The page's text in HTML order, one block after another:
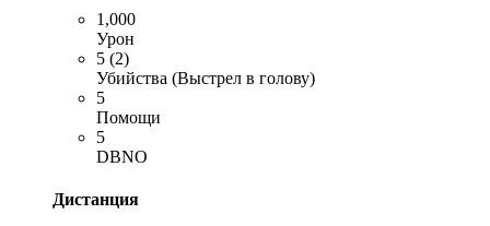
1,000
Урон
5 (2)
Убийства (Выстрел в голову)
5
Помощи
5
DBNO
Дистанция